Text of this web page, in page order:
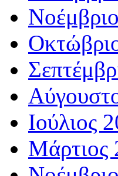
Ιούλιος
Μάρτιος